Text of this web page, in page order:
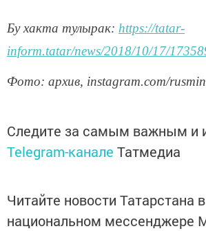
Бу хакта тулырак: https://tatar-
inform.tatar/news/2018/10/17/
Фото: архив, instagram.com/
Следите за самым важным и
Telegram-канале Татмедиа
Читайте новости Татарстана в
национальном мессенджере